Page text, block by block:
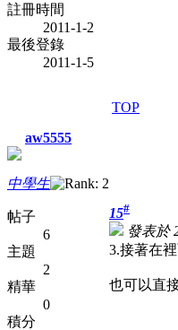
註冊時間
2011-1-2
最後登錄
2011-1-5
TOP
aw5555
中學生
帖子
6
主題
2
精華
0
積分
15#
發表於
3.接著在
也可以直